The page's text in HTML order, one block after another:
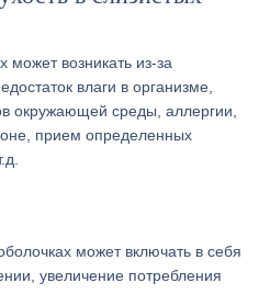
может возникать из-за
влаги в организме,
окружающей среды, аллергии,
прием определенных
может включать в себя
увеличение потребления